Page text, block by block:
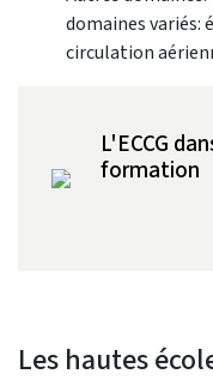
domaines variés:
circulation
L'ECCG
formation
Les hautes